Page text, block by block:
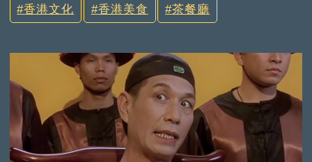
香港文化 香港美食 茶餐廳